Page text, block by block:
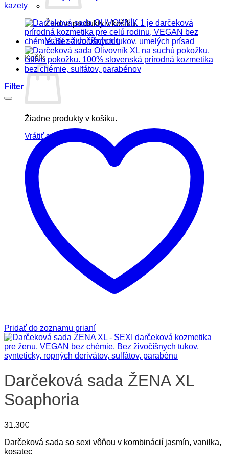
Žiadne produkty v košíku.
Vrátiť sa do obchodu
Košík
Žiadne produkty v košíku.
Vrátiť sa do obchodu
kazety
Filter
Pridať do zoznamu prianí
Darčeková sada ŽENA XL
Soaphoria
31.30€
Darčeková sada so sexi vôňou v kombinácií jasmín, vanilka,
kosatec